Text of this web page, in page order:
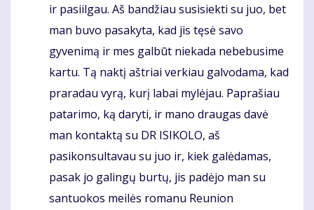
ir pasiilgau. Aš bandžiau susisiekti su juo, bet
man buvo pasakyta, kad jis tęsė savo
gyvenimą ir mes galbūt niekada nebebusime
kartu. Tą naktį aštriai verkiau galvodama, kad
praradau vyrą, kurį labai mylėjau. Paprašiau
patarimo, ką daryti, ir mano draugas davė
man kontaktą su DR ISIKOLO, aš
pasikonsultavau su juo ir, kiek galėdamas,
pasak jo galingų burtų, jis padėjo man su
santuokos meilės romanu Reunion